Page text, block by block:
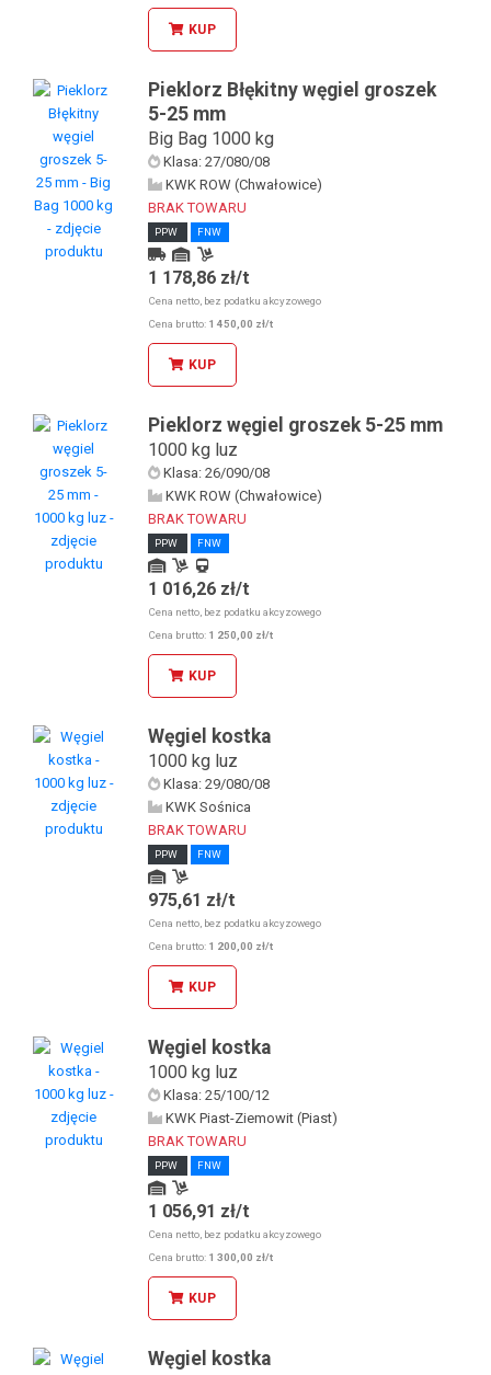
KUP
Pieklorz Błękitny węgiel groszek
5-25 mm
Big Bag 1000 kg
Klasa: 27/080/08
KWK ROW (Chwałowice)
BRAK TOWARU
PPW FNW
Kurier
Odbiór osobisty u KDW
Odbiór osobisty w sklepie stacjonarnym
1 178,86 zł/t
Cena netto, bez podatku akcyzowego
Cena brutto: 1 450,00 zł/t
KUP
Pieklorz węgiel groszek 5-25 mm
1000 kg luz
Klasa: 26/090/08
KWK ROW (Chwałowice)
BRAK TOWARU
PPW FNW
Odbiór osobisty u KDW
Odbiór osobisty w sklepie stacjonarnym
Kolej
1 016,26 zł/t
Cena netto, bez podatku akcyzowego
Cena brutto: 1 250,00 zł/t
KUP
Węgiel kostka
1000 kg luz
Klasa: 29/080/08
KWK Sośnica
BRAK TOWARU
PPW FNW
Odbiór osobisty u KDW
Odbiór osobisty w sklepie stacjonarnym
975,61 zł/t
Cena netto, bez podatku akcyzowego
Cena brutto: 1 200,00 zł/t
KUP
Węgiel kostka
1000 kg luz
Klasa: 25/100/12
KWK Piast-Ziemowit (Piast)
BRAK TOWARU
PPW FNW
Odbiór osobisty u KDW
Odbiór osobisty w sklepie stacjonarnym
1 056,91 zł/t
Cena netto, bez podatku akcyzowego
Cena brutto: 1 300,00 zł/t
KUP
Węgiel kostka